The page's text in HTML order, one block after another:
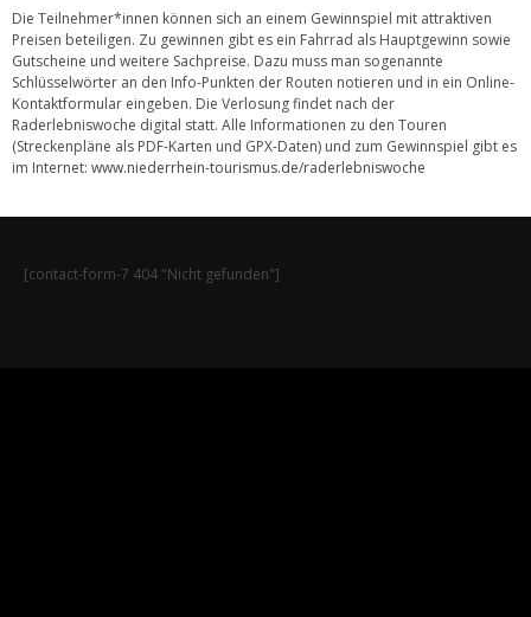
Die Teilnehmer*innen können sich an einem Gewinnspiel mit attraktiven
Preisen beteiligen. Zu gewinnen gibt es ein Fahrrad als Hauptgewinn sowie
Gutscheine und weitere Sachpreise. Dazu muss man sogenannte
Schlüsselwörter an den Info-Punkten der Routen notieren und in ein Online-
Kontaktformular eingeben. Die Verlosung findet nach der
Raderlebniswoche digital statt. Alle Informationen zu den Touren
(Streckenpläne als PDF-Karten und GPX-Daten) und zum Gewinnspiel gibt es
im Internet: www.niederrhein-tourismus.de/raderlebniswoche
[contact-form-7 404 "Nicht gefunden"]